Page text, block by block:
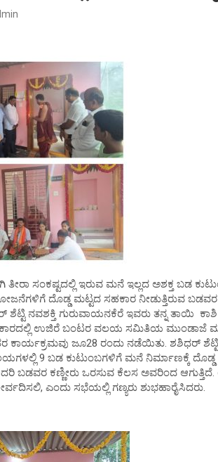
ತೀರಾ ಸಂಕಷ್ಟದಲ್ಲಿ ಇರುವ ಮನೆ ಇಲ್ಲದ ಅಶಕ್ತ ಬಡ
ದೊಡ್ಡ ಮಟ್ಟದ ಸಹಕಾರ ನೀಡುತ್ತಿರುವ
ಶೆಟ್ಟಿ ನವಶಕ್ತಿ ಗುರುವಾಯನಕೆರೆ ಇವರು ತನ್ನ ತಾಯಿ
ಉಜಿರೆ ಬಂಟರ ವಲಯ ಸಮಿತಿಯ ಮುಂಡಾಜೆ
ಕಾರ್ಯಕ್ರಮವು ಜೂ28 ರಂದು ನಡೆಯಿತು. ಶಶಿಧರ್
9 ಬಡ ಕುಟುಂಬಗಳಿಗೆ ಮನೆ ನಿರ್ಮಾಣಕ್ಕೆ ದೊಡ್ಡ
ಬಡವರ ಕಣ್ಣೀರು ಒರಸುವ ಕೆಲಸ ಅವರಿಂದ
ಎಂದು ಸಭೆಯಲ್ಲಿ ಗಣ್ಯರು ಶುಭಹಾರೈಸಿದರು.